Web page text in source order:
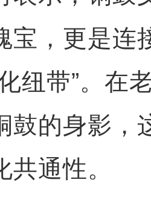
宝，更是连
纽带”。在
鼓的身影，
通性。